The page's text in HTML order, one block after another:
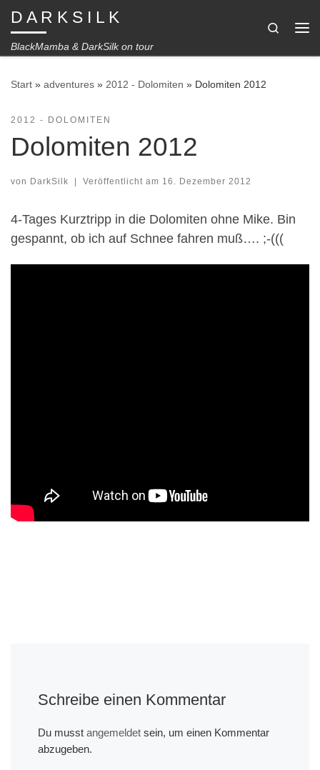
Zum Inhalt springen
D A R K S I L K
BlackMamba & DarkSilk on tour
Search
Start » adventures » 2012 - Dolomiten » Dolomiten 2012
2012 - DOLOMITEN
Dolomiten 2012
von DarkSilk Veröffentlicht am 16. Dezember 2012
4-Tages Kurztripp in die Dolomiten ohne Mike. Bin
gespannt, ob ich auf Schnee fahren muß…. ;-(((
Schreibe einen Kommentar
Du musst angemeldetsein, um einen Kommentar
abzugeben.